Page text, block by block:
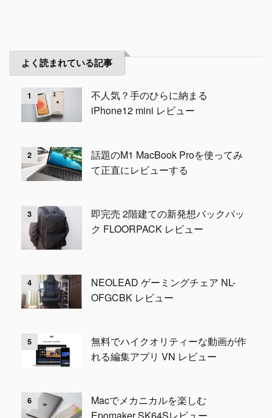
よく読まれている記事
1
不人気？手のひらに納まる
iPhone12 mini レビュー
2
話題のM1 MacBook Proを使ってみ
て正直にレビューする
3
即完売 2階建ての新発想バックパッ
ク FLOORPACK レビュー
4
NEOLEAD ゲーミングチェア NL-
OFGCBK レビュー
5
無料でハイクオリティーな動画が作
れる編集アプリ VN レビュー
6
Macでメカニカルを楽しむ